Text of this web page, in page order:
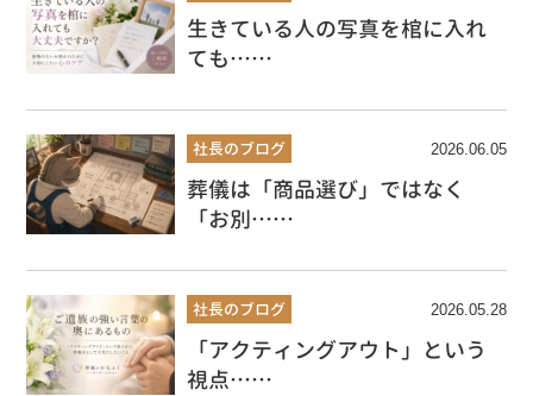
生きている人の写真を棺に入れ
ても……
2026.06.05
社長のブログ
葬儀は「商品選び」ではなく
「お別……
2026.05.28
社長のブログ
「アクティングアウト」という
視点……